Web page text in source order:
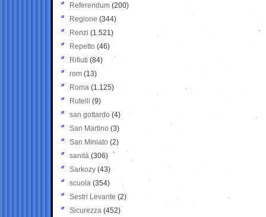
Referendum (200)
Regione (344)
Renzi (1.521)
Repetto (46)
Rifiuti (84)
rom (13)
Roma (1.125)
Rutelli (9)
san gottardo (4)
San Martino (3)
San Miniato (2)
sanità (306)
Sarkozy (43)
scuola (354)
Sestri Levante (2)
Sicurezza (452)